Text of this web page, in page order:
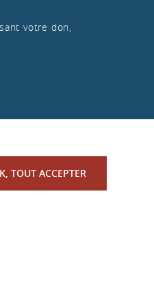
TOUT ACCEPTER
votre don,